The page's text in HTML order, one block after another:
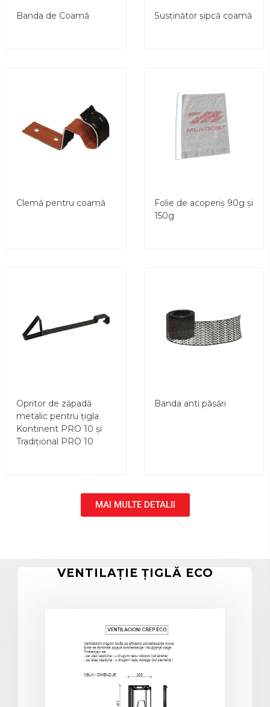
Banda de Coamă Susținător șipcă coamă
Clemă pentru coamă
Folie de acoperiș 90g și
150g
Opritor de zăpadă
metalic pentru țigla
Kontinent PRO 10 și
Tradițional PRO 10
Banda anti păsări
MAI MULTE DETALII
VENTILAȚIE ȚIGLĂ ECO